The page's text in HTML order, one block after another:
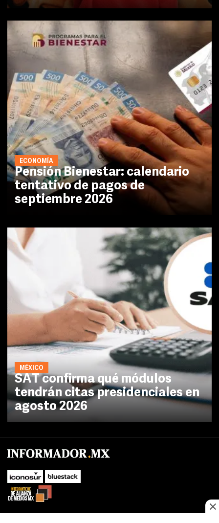
ECONOMÍA
Pensión Bienestar: calendario
tentativo de pagos de
septiembre 2026
MÉXICO
SAT confirma qué módulos
tendrán citas presidenciales en
agosto 2026